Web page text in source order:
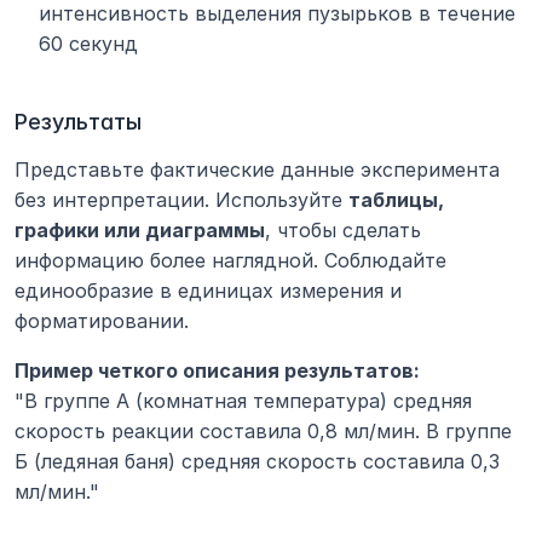
интенсивность выделения пузырьков в течение
60 секунд
Результаты
Представьте фактические данные эксперимента
без интерпретации. Используйте таблицы,
графики или диаграммы, чтобы сделать
информацию более наглядной. Соблюдайте
единообразие в единицах измерения и
форматировании.
Пример четкого описания результатов:
"В группе А (комнатная температура) средняя
скорость реакции составила 0,8 мл/мин. В группе
Б (ледяная баня) средняя скорость составила 0,3
мл/мин."